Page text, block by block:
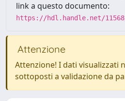
link a questo documento:
https://hdl.handle.net/
Attenzione
Attenzione! I dati visualizzati
sottoposti a validazione da